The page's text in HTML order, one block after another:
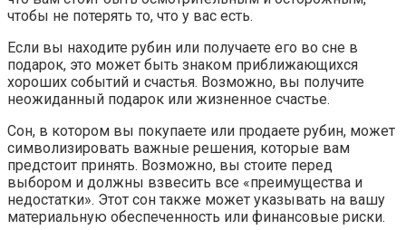
чтобы не потерять то, что у вас есть.
Если вы находите рубин или получаете его во сне в
подарок, это может быть знаком приближающихся
хороших событий и счастья. Возможно, вы получите
неожиданный подарок или жизненное счастье.
Сон, в котором вы покупаете или продаете рубин, может
символизировать важные решения, которые вам
предстоит принять. Возможно, вы стоите перед
выбором и должны взвесить все «преимущества и
недостатки». Этот сон также может указывать на вашу
материальную обеспеченность или финансовые риски.